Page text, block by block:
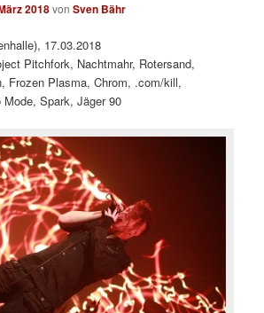
2018vonSven Bähr
17.03.2018
Pitchfork, Nachtmahr, Rotersand,
Frozen Plasma, Chrom, .com/kill,
Spark, Jäger 90